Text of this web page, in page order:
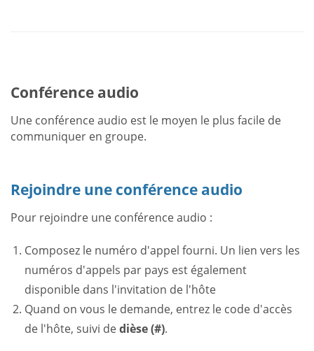
Conférence audio
Une conférence audio est le moyen le plus facile de
communiquer en groupe.
Rejoindre une conférence audio
Pour rejoindre une conférence audio :
Composez le numéro d'appel fourni. Un lien vers les
numéros d'appels par pays est également
disponible dans l'invitation de l'hôte
Quand on vous le demande, entrez le code d'accès
de l'hôte, suivi dedièse (#).